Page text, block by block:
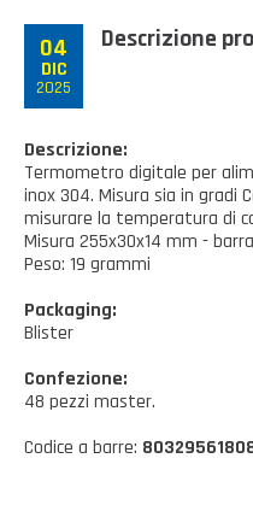
GAMMA PRODOTTI
Illuminazione
Borse, cesti e trolley
Casalinghi Cucina
Casalinghi Pulizia
Benessere e tempo libero
Giardinaggio e Ferramenta
PRODOTTI NOVITÀ
CONTATTI
Richiesta Informazioni
Dove siamo
SHOP PRIVATI
NOVITÀ ED EVENTI
FAQ
CATALOGHI
04
DIC
2025
Descrizione
Descrizione:
Termometro digitale per
inox 304. Misura sia in gradi
misurare la temperatura di
Misura 255x30x14 mm -
Peso: 19 grammi
Packaging:
Blister
Confezione:
48 pezzi master.
Codice a barre: